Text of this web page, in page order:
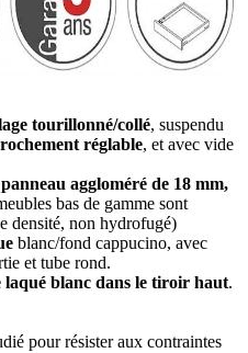
tourillonné/collé, suspendu
réglable, et avec vide
panneau aggloméré de 18 mm,
bas de gamme sont
densité, non hydrofugé)
blanc/fond cappucino, avec
et tube rond.
laqué blanc dans le tiroir haut.
pour résister aux contraintes